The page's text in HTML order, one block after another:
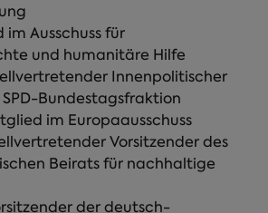
im Ausschuss für
und humanitäre Hilfe
Innenpolitischer
Bundestagsfraktion
im Europaausschuss
Vorsitzender des
Beirats für nachhaltige
der deutsch-